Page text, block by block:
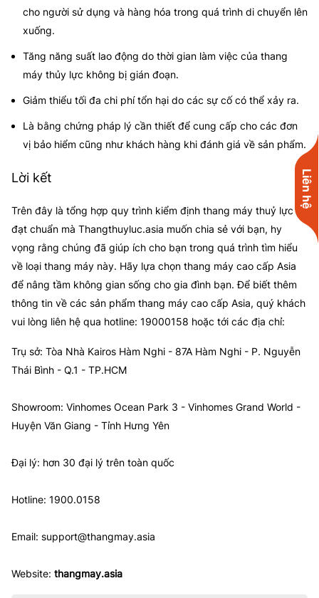
Liên hệ
cho người sử dụng và hàng hóa trong quá trình di chuyển lên
xuống.
Tăng năng suất lao động do thời gian làm việc của thang
máy thủy lực không bị gián đoạn.
Giảm thiểu tối đa chi phí tổn hại do các sự cố có thể xảy ra.
Là bằng chứng pháp lý cần thiết để cung cấp cho các đơn
vị bảo hiểm cũng như khách hàng khi đánh giá về sản phẩm.
Lời kết
Trên đây là tổng hợp quy trình kiểm định thang máy thuỷ lực
đạt chuẩn mà Thangthuyluc.asia muốn chia sẻ với bạn, hy
vọng rằng chúng đã giúp ích cho bạn trong quá trình tìm hiểu
về loại thang máy này. Hãy lựa chọn thang máy cao cấp Asia
để nâng tầm không gian sống cho gia đình bạn. Để biết thêm
thông tin về các sản phẩm thang máy cao cấp Asia, quý khách
vui lòng liên hệ qua hotline: 19000158 hoặc tới các địa chỉ:
Trụ sở: Tòa Nhà Kairos Hàm Nghi - 87A Hàm Nghi - P. Nguyễn
Thái Bình - Q.1 - TP.HCM
Showroom: Vinhomes Ocean Park 3 - Vinhomes Grand World -
Huyện Văn Giang - Tỉnh Hưng Yên
Đại lý: hơn 30 đại lý trên toàn quốc
Hotline: 1900.0158
Email: support@thangmay.asia
Website: thangmay.asia